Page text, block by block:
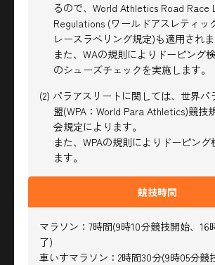
るので、World Athletics Road Race
Regulations (ワールドアスレティッ
レースラベリング規定)も適用されま
また、WAの規則によりドーピング
のシューズチェックを実施します。
(2) パラアスリートに関しては、世界パ
盟(WPA：World Para Athletics)競技
会規定によります。
また、WPAの規則によりドーピング
ます。
競技時間
マラソン：7時間(9時10分競技開始、16
了)
車いすマラソン：2時間30分(9時05分競